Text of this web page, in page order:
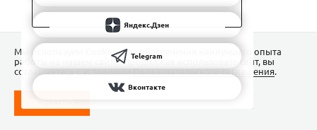
Яндекс.Дзен
Telegram
Вконтакте
Мы используем Сookies для обеспечения наилучшего опыта
работы на нашем сайте. Продолжая использовать сайт, вы
соглашаетесь с условиямиПользовательского соглашения.
ПОНЯТНО